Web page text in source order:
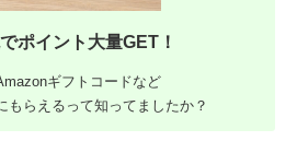
ポイント大量GET！
ギフトコードなど
もらえるって知ってましたか？